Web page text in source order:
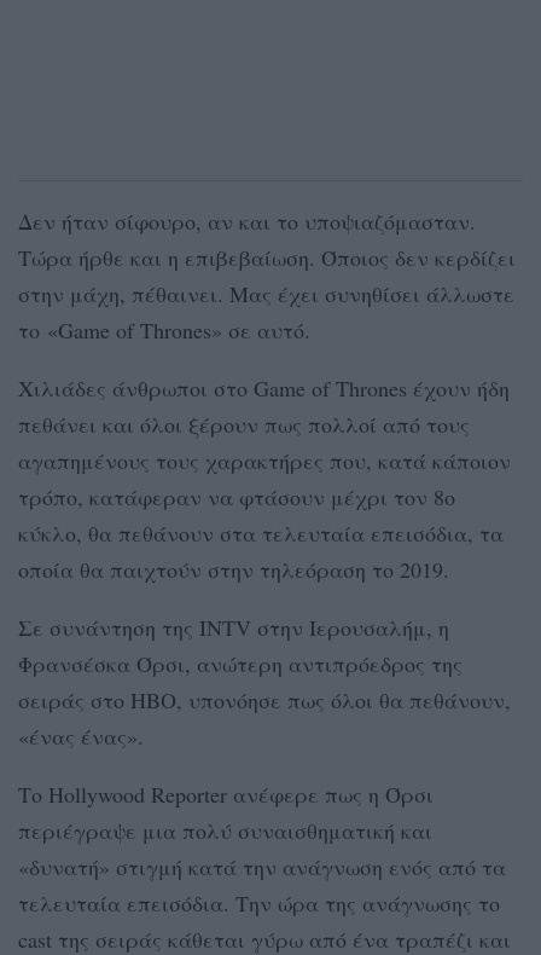
Δεν ήταν σίφουρο, αν και το υποψιαζόμασταν.
Τώρα ήρθε και η επιβεβαίωση. Όποιος δεν κερδίζει
στην μάχη, πέθαινει. Μας έχει συνηθίσει άλλωστε
το «Game of Thrones» σε αυτό.
Χιλιάδες άνθρωποι στο Game of Thrones έχουν ήδη
πεθάνει και όλοι ξέρουν πως πολλοί από τους
αγαπημένους τους χαρακτήρες που, κατά κάποιον
τρόπο, κατάφεραν να φτάσουν μέχρι τον 8ο
κύκλο, θα πεθάνουν στα τελευταία επεισόδια, τα
οποία θα παιχτούν στην τηλεόραση το 2019.
Σε συνάντηση της INTV στην Ιερουσαλήμ, η
Φρανσέσκα Όρσι, ανώτερη αντιπρόεδρος της
σειράς στο HBO, υπονόησε πως όλοι θα πεθάνουν,
«ένας ένας».
Το Hollywood Reporter ανέφερε πως η Όρσι
περιέγραψε μια πολύ συναισθηματική και
«δυνατή» στιγμή κατά την ανάγνωση ενός από τα
τελευταία επεισόδια. Την ώρα της ανάγνωσης το
cast της σειράς κάθεται γύρω από ένα τραπέζι και